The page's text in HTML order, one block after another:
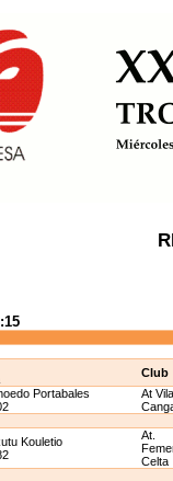
Club
Portabales
At
Kouletio
At.
Celta